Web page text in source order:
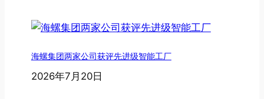
海螺集团两家公司获评先进级智能工厂
2026年7月20日